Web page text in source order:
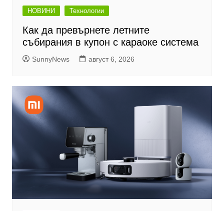
НОВИНИ Технологии
Как да превърнете летните
събирания в купон с караоке система
SunnyNews август 6, 2026